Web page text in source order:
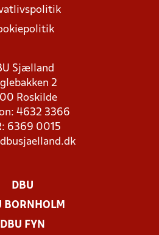
Sjælland
2
Roskilde
4632 3366
6369 0015
DBU
BORNHOLM
DBU FYN